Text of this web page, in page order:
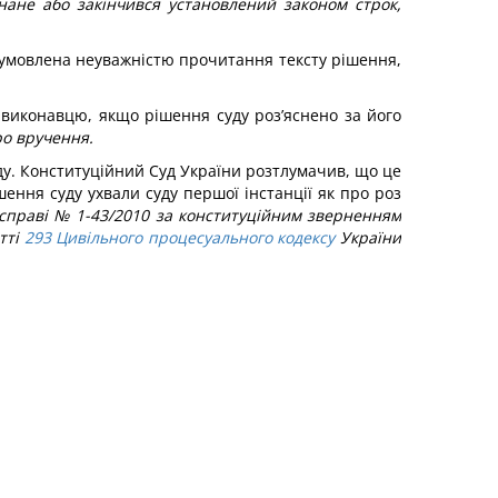
неуважністю прочитання тексту рішення,
якщо рішення суду роз’яснено за його
вручення.
Конституційний Суд України розтлумачив, що це
суду ухвали суду першої інстанції як про роз
№ 1-43/2010 за конституційним зверненням
293 Цивільного процесуального кодексуУкраїни